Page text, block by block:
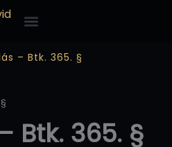
Menü
– Btk. 365. §
Btk. 365. §